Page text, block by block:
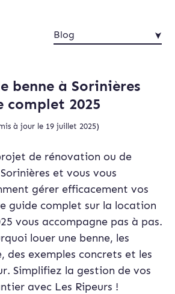
Blog
benne à Sorinières
complet 2025
à jour le 19 juillet 2025)
de rénovation ou de
et vous vous
gérer efficacement vos
guide complet sur la location
vous accompagne pas à pas.
louer une benne, les
des exemples concrets et les
Simplifiez la gestion de vos
avec Les Ripeurs !